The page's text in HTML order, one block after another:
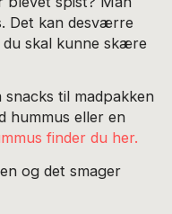
Det kan desværre
skal kunne skære
til madpakken
hummus eller en
finder du her.
og det smager